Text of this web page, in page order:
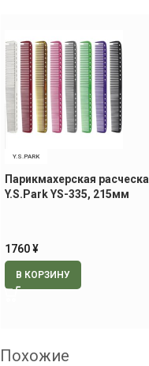
Y.S.PARK
Парикмахерская расческа
Y.S.Park YS-335, 215мм
1760¥
В КОРЗИНУ
Похожие